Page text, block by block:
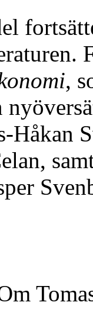
,
Håkan